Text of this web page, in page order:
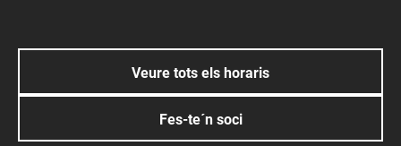
Veure tots els horaris
Fes-te´n soci